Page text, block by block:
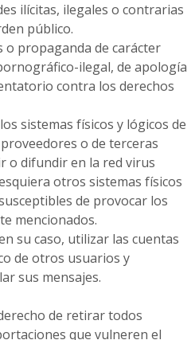
ilícitas, ilegales o contrarias
público.
propaganda de carácter
ilegal, de apología
contra los derechos
sistemas físicos y lógicos de
o de terceras
o difundir en la red virus
otros sistemas físicos
de provocar los
mencionados.
su caso, utilizar las cuentas
de otros usuarios y
sus mensajes.
de retirar todos
que vulneren el